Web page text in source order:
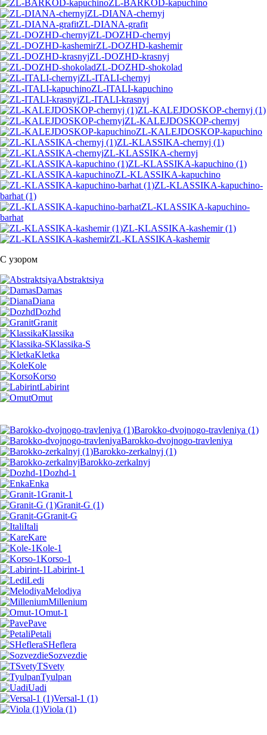
ZL-BARKOD-kapuchino
ZL-DIANA-chernyj
ZL-DIANA-grafit
ZL-DOZHD-chernyj
ZL-DOZHD-kashemir
ZL-DOZHD-krasnyj
ZL-DOZHD-shokolad
ZL-ITALI-chernyj
ZL-ITALI-kapuchino
ZL-ITALI-krasnyj
ZL-KALEJDOSKOP-chernyj (1)
ZL-KALEJDOSKOP-chernyj
ZL-KALEJDOSKOP-kapuchino
ZL-KLASSIKA-chernyj (1)
ZL-KLASSIKA-chernyj
ZL-KLASSIKA-kapuchino (1)
ZL-KLASSIKA-kapuchino
ZL-KLASSIKA-kapuchino-
barhat (1)
ZL-KLASSIKA-kapuchino-
barhat
ZL-KLASSIKA-kashemir (1)
ZL-KLASSIKA-kashemir
С узором
Abstraktsiya
Damas
Diana
Dozhd
Granit
Klassika
Klassika-S
Kletka
Kole
Korso
Labirint
Omut
Barokko-dvojnogo-travleniya (1)
Barokko-dvojnogo-travleniya
Barokko-zerkalnyj (1)
Barokko-zerkalnyj
Dozhd-1
Enka
Granit-1
Granit-G (1)
Granit-G
Itali
Kare
Kole-1
Korso-1
Labirint-1
Ledi
Melodiya
Millenium
Omut-1
Pave
Petali
SHeflera
Sozvezdie
TSvety
Tyulpan
Uadi
Versal-1 (1)
Viola (1)